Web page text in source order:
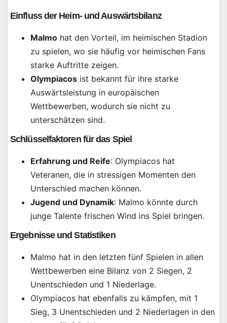
Einfluss der Heim- und Auswärtsbilanz
Malmo hat den Vorteil, im heimischen Stadion
zu spielen, wo sie häufig vor heimischen Fans
starke Auftritte zeigen.
Olympiacos ist bekannt für ihre starke
Auswärtsleistung in europäischen
Wettbewerben, wodurch sie nicht zu
unterschätzen sind.
Schlüsselfaktoren für das Spiel
Erfahrung und Reife: Olympiacos hat
Veteranen, die in stressigen Momenten den
Unterschied machen können.
Jugend und Dynamik: Malmo könnte durch
junge Talente frischen Wind ins Spiel bringen.
Ergebnisse und Statistiken
Malmo hat in den letzten fünf Spielen in allen
Wettbewerben eine Bilanz von 2 Siegen, 2
Unentschieden und 1 Niederlage.
Olympiacos hat ebenfalls zu kämpfen, mit 1
Sieg, 3 Unentschieden und 2 Niederlagen in den